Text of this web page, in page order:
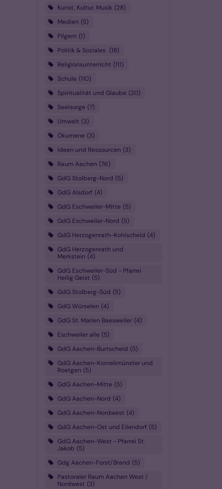
Kunst, Kultur, Musik 28
Medien 5
Pilgern 1
Politik & Soziales
18
Religionsunterricht 111
Schule 110
Spiritualität und Glaube 20
Seelsorge 7
Umwelt 3
Ökumene 3
Ideen und Ressourcen 3
Raum Aachen 76
GdG Stolberg-Nord 5
GdG Alsdorf 4
GdG Eschweiler-Mitte 5
GdG Eschweiler-Nord 5
GdG Herzogenrath-Kohlscheid 4
GdG Herzogenrath und
Merkstein 4
GdG Eschweiler-Süd - Pfarrei
Heilig Geist 5
GdG Stolberg-Süd 5
GdG Würselen 4
GdG St. Marien Baesweiler 4
Eschweiler alle 5
GdG Aachen-Burtscheid 5
GdG Aachen-Kornelimünster und
Roetgen 5
GdG Aachen-Mitte 5
GdG Aachen-Nord 4
GdG Aachen-Nordwest 4
GdG Aachen-Ost und Eilendorf 5
GdG Aachen-West - Pfarrei St.
Jakob 5
Gdg Aachen-Forst/Brand 5
Pastoraler Raum Aachen West /
Nordwest 3